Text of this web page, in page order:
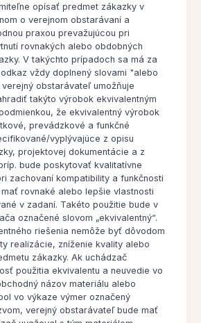
opísať predmet zákazky v
o verejnom obstarávaní a
praxou prevažujúcou pri
rovnakých alebo obdobných
V takýchto prípadoch sa má za
vždy doplnený slovami "alebo
verejný obstarávateľ umožňuje
takýto výrobok ekvivalentným
že ekvivalentný výrobok
prevádzkové a funkčné
vyplývajúce z opisu
projektovej dokumentácie a z
bude poskytovať kvalitatívne
zachovaní kompatibility a funkčnosti
rovnaké alebo lepšie vlastnosti
v zadaní. Takéto použitie bude v
označené slovom „ekvivalentný“.
riešenia nemôže byť dôvodom
realizácie, zníženie kvality alebo
zákazky. Ak uchádzač
použitia ekvivalentu a neuvedie vo
názov materiálu alebo
vo výkaze výmer označený
verejný obstarávateľ bude mať